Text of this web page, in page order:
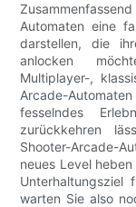
Automaten eine
darstellen, die
anlocken
Multiplayer-,
Arcade-
fesselndes
zurückkehren
Shooter-Arcade-
neues Level
Unterhaltungsziel
warten Sie also